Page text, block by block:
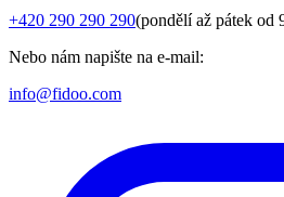
+420 290 290 290(pondělí až pátek od
Nebo nám napište na e-mail:
info@fidoo.com